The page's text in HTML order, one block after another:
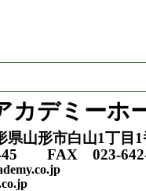
カデミーホ
山形市白山1丁目1
FAX 023-642-